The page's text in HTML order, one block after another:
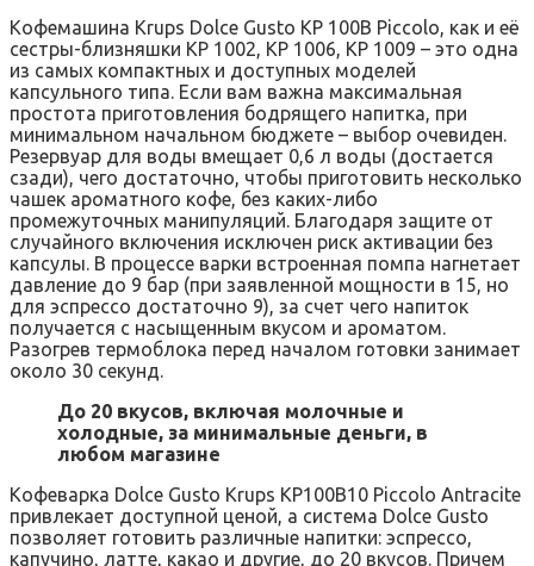
Кофемашина Krups Dolce Gusto KP 100B Piccolo, как и её
сестры-близняшки KP 1002, KP 1006, KP 1009 – это одна
из самых компактных и доступных моделей
капсульного типа. Если вам важна максимальная
простота приготовления бодрящего напитка, при
минимальном начальном бюджете – выбор очевиден.
Резервуар для воды вмещает 0,6 л воды (достается
сзади), чего достаточно, чтобы приготовить несколько
чашек ароматного кофе, без каких-либо
промежуточных манипуляций. Благодаря защите от
случайного включения исключен риск активации без
капсулы. В процессе варки встроенная помпа нагнетает
давление до 9 бар (при заявленной мощности в 15, но
для эспрессо достаточно 9), за счет чего напиток
получается с насыщенным вкусом и ароматом.
Разогрев термоблока перед началом готовки занимает
около 30 секунд.
До 20 вкусов, включая молочные и
холодные, за минимальные деньги, в
любом магазине
Кофеварка Dolce Gusto Krups KP100B10 Piccolo Antracite
привлекает доступной ценой, а система Dolce Gusto
позволяет готовить различные напитки: эспрессо,
капучино, латте, какао и другие, до 20 вкусов. Причем